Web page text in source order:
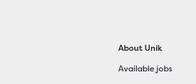
About Unik
Available jobs